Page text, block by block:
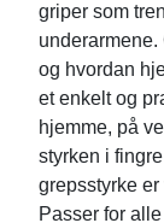
griper som
og hvordan
et enkelt og
hjemme, på
styrken i
grepsstyrke
Passer for